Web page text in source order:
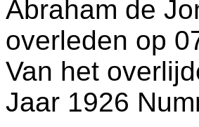
Abraham de
overleden op
Van het
Jaar 1926